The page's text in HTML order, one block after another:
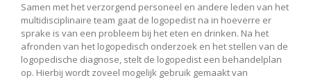
Samen met het verzorgend personeel en andere leden van het
multidisciplinaire team gaat de logopedist na in hoeverre er
sprake is van een probleem bij het eten en drinken. Na het
afronden van het logopedisch onderzoek en het stellen van de
logopedische diagnose, stelt de logopedist een behandelplan
op. Hierbij wordt zoveel mogelijk gebruik gemaakt van